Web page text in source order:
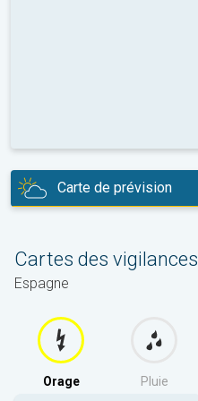
Carte de prévision
Cartes des vigilances
Espagne
Orage Pluie